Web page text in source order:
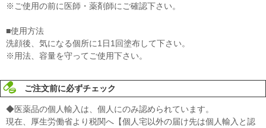
※ご使用の前に医師・薬剤師にご確認下さい。
■使用方法
洗顔後、気になる個所に1日1回塗布して下さい。
※用法、容量を守ってご使用下さい。
ご注文前に必ずチェック
◆医薬品の個人輸入は、個人にのみ認められています。
現在、厚生労働省より税関へ【個人宅以外の届け先は個人輸入と認